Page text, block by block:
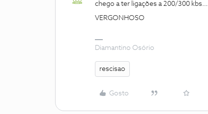
chego a ter ligações a 200/300 kbs…
VERGONHOSO
Diamantino Osório
rescisao
Gosto